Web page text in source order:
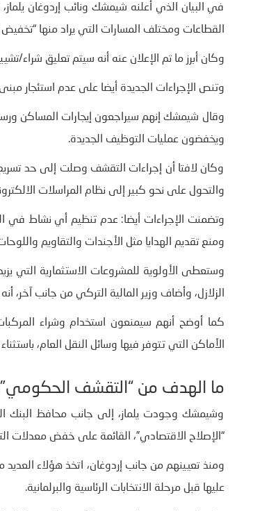
في البيان الذي أعلنه شيمشك ونائب إردوغان
القطاعات ومختلف المسارات التي يراد منها “تخفيض
وكان أبرز ما تم الإعلان عنه أنه سيتم تعليق شراء/تشييد مباني الخدمات الجديدة
وتنص الإجراءات الجديدة أيضا على عدم استئجار
وقال شيمشك إنهم سيراجعون إيجارات المساكن
ويخفضون عمليات التوظيف الجديدة.
وكان لافتا أن إجراءات التقشف وصلت إلى حد
والتحول على نحو كبير إلى نظام المراسلات
وتضمنت الإجراءات أيضا: عدم تنظيم أي نشاط في
ومنع تقديم الهدايا مثل الأجندات والتقاويم
الزلازل، وأضاف وزير المالية التركي من جانب آخر، أنه
كما أوضح أنهم سيمنعون استخدام وشراء
الأماكن التي تتوفر فيها وسائل النقل العام،
ما الهدف من “التقشف
وشيمشك وجودت يلماز، إلى جانب محافظ البنك
“الإصلاح الاقتصادي”، القائمة على خفض معدلات
ومنذ تعيينهم من جانب إردوغان، اتخذ هؤلاء
عليها قبل مرحلة الانتخابات الرئاسية والبرلمانية.